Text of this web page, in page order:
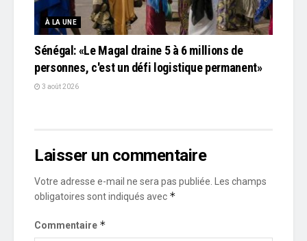
À LA UNE
Sénégal: «Le Magal draine 5 à 6 millions de
personnes, c'est un défi logistique permanent»
3 août 2026
Laisser un commentaire
Votre adresse e-mail ne sera pas publiée. Les champs
obligatoires sont indiqués avec *
Commentaire *